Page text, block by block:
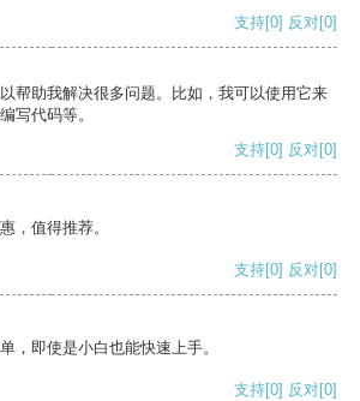
支持[0] 反对[0]
帮助我解决很多问题。比如，我可以使用它来
写代码等。
支持[0] 反对[0]
，值得推荐。
支持[0] 反对[0]
，即使是小白也能快速上手。
支持[0] 反对[0]